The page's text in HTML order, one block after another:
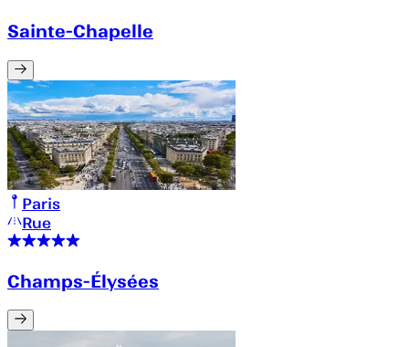
Sainte-Chapelle
Paris
Rue
Champs-Élysées